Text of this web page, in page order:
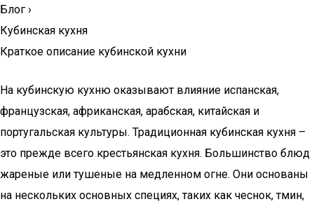
Блог ›
Кубинская кухня
Краткое описание кубинской кухни
На кубинскую кухню оказывают влияние испанская,
французская, африканская, арабская, китайская и
португальская культуры. Традиционная кубинская кухня –
это прежде всего крестьянская кухня. Большинство блюд
жареные или тушеные на медленном огне. Они основаны
на нескольких основных специях, таких как чеснок, тмин,